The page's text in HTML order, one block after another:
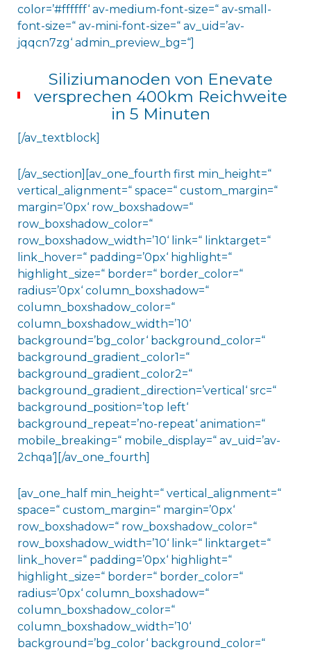
color=’#ffffff‘ av-medium-font-size=“ av-small-
font-size=“ av-mini-font-size=“ av_uid=’av-
jqqcn7zg‘ admin_preview_bg=“]
Siliziumanoden von Enevate
versprechen 400km Reichweite
in 5 Minuten
[/av_textblock]
[/av_section][av_one_fourth first min_height=“
vertical_alignment=“ space=“ custom_margin=“
margin=’0px‘ row_boxshadow=“
row_boxshadow_color=“
row_boxshadow_width=’10‘ link=“ linktarget=“
link_hover=“ padding=’0px‘ highlight=“
highlight_size=“ border=“ border_color=“
radius=’0px‘ column_boxshadow=“
column_boxshadow_color=“
column_boxshadow_width=’10‘
background=’bg_color‘ background_color=“
background_gradient_color1=“
background_gradient_color2=“
background_gradient_direction=’vertical‘ src=“
background_position=’top left‘
background_repeat=’no-repeat‘ animation=“
mobile_breaking=“ mobile_display=“ av_uid=’av-
2chqa‘][/av_one_fourth]
[av_one_half min_height=“ vertical_alignment=“
space=“ custom_margin=“ margin=’0px‘
row_boxshadow=“ row_boxshadow_color=“
row_boxshadow_width=’10‘ link=“ linktarget=“
link_hover=“ padding=’0px‘ highlight=“
highlight_size=“ border=“ border_color=“
radius=’0px‘ column_boxshadow=“
column_boxshadow_color=“
column_boxshadow_width=’10‘
background=’bg_color‘ background_color=“